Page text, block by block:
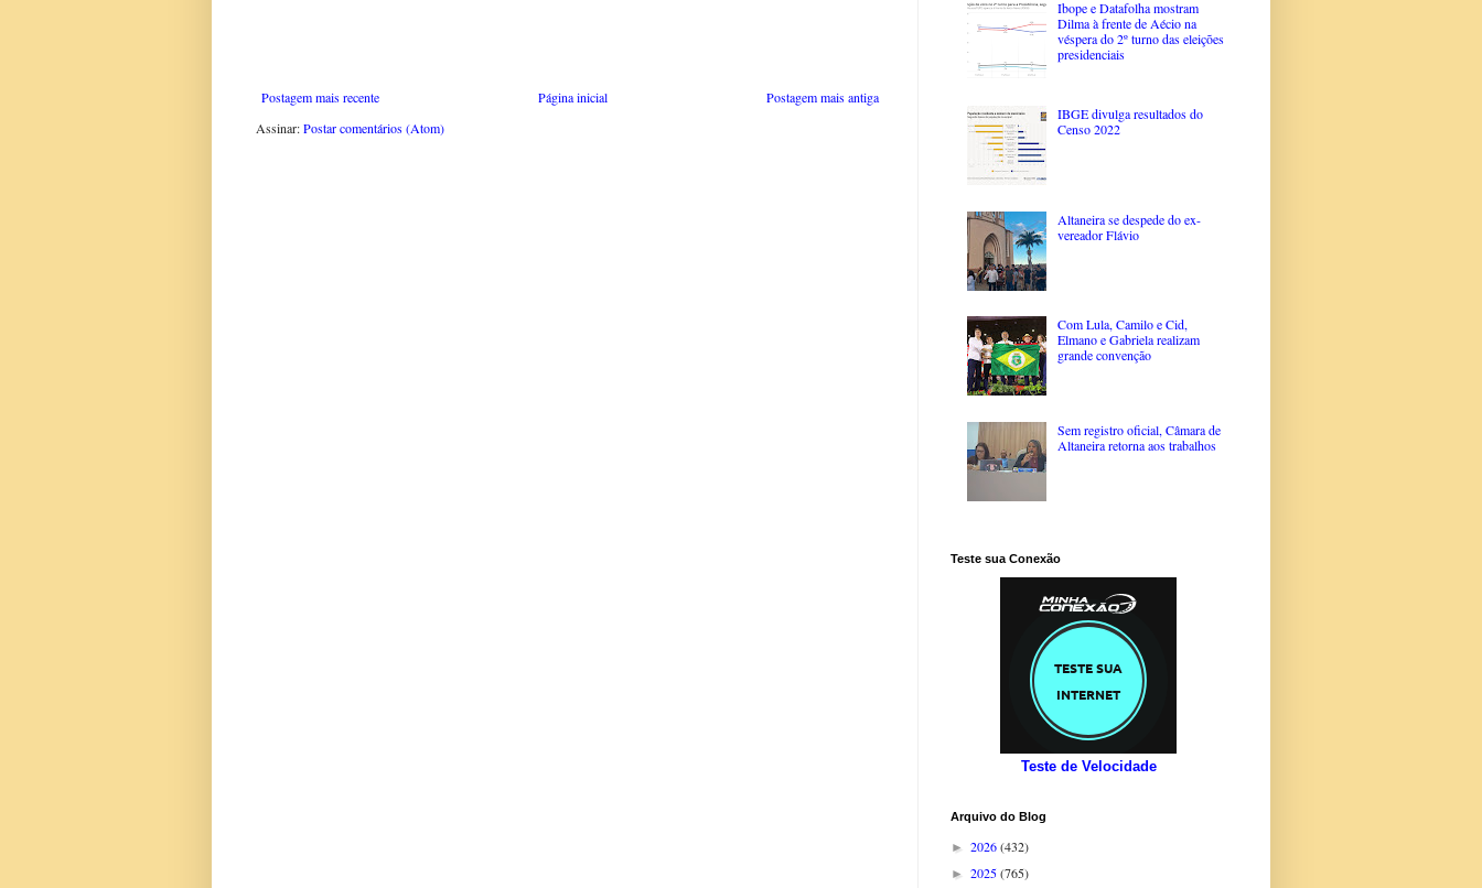
Postagem mais recente Postagem mais antiga
Página inicial
Assinar:Postar comentários (Atom)
Ibope e Datafolha mostram
Dilma à frente de Aécio na
véspera do 2º turno das eleições
presidenciais
IBGE divulga resultados do
Censo 2022
Altaneira se despede do ex-
vereador Flávio
Com Lula, Camilo e Cid,
Elmano e Gabriela realizam
grande convenção
Sem registro oficial, Câmara de
Altaneira retorna aos trabalhos
Teste sua Conexão
Teste de Velocidade
Arquivo do Blog
► 2026(432)
► 2025(765)